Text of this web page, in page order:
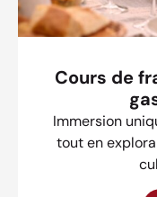
Cours de
Immersion
tout en